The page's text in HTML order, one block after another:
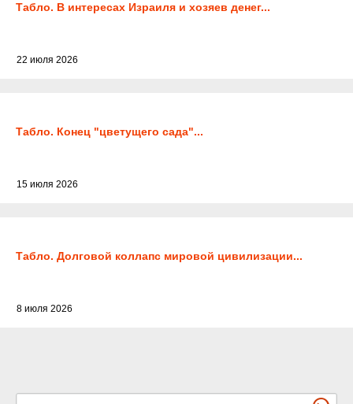
Табло. В интересах Израиля и хозяев денег...
22 июля 2026
Табло. Конец "цветущего сада"...
15 июля 2026
Табло. Долговой коллапс мировой цивилизации...
8 июля 2026